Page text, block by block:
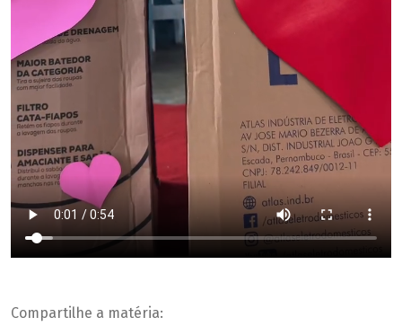
Compartilhe a matéria: